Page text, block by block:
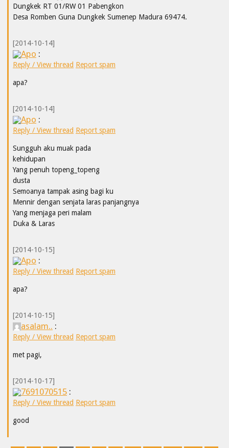
Dungkek RT 01/RW 01 Pabengkon
Desa Romben Guna Dungkek Sumenep Madura 69474.
[2014-10-14]
Apo :
Reply / View thread Report spam
apa?
[2014-10-14]
Apo :
Reply / View thread Report spam
Sungguh aku muak pada
kehidupan
Yang penuh topeng_topeng
dusta
Semoanya tampak asing bagi ku
Mennir dengan senjata laras panjangnya
Yang menjaga peri malam
Duka & Laras
[2014-10-15]
Apo :
Reply / View thread Report spam
apa?
[2014-10-15]
asalam.. :
Reply / View thread Report spam
met pagi,
[2014-10-17]
7691070515 :
Reply / View thread Report spam
good